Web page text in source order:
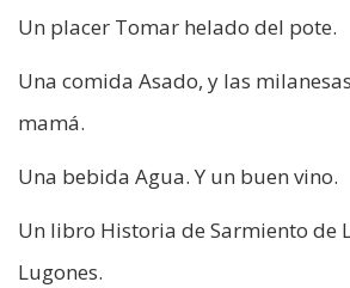
Un placer Tomar helado del pote.
Una comida Asado, y las
mamá.
Una bebida Agua. Y un buen vino.
Un libro Historia de Sarmiento de
Lugones.